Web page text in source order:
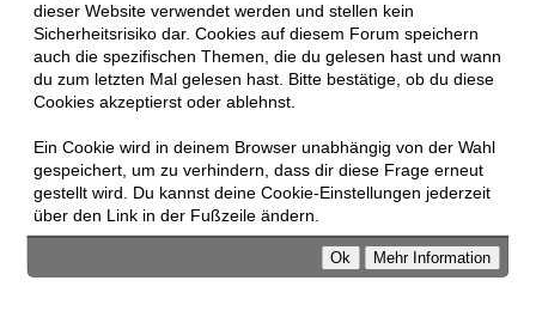
dieser Website verwendet werden und stellen kein
Sicherheitsrisiko dar. Cookies auf diesem Forum speichern
auch die spezifischen Themen, die du gelesen hast und wann
du zum letzten Mal gelesen hast. Bitte bestätige, ob du diese
Cookies akzeptierst oder ablehnst.
Ein Cookie wird in deinem Browser unabhängig von der Wahl
gespeichert, um zu verhindern, dass dir diese Frage erneut
gestellt wird. Du kannst deine Cookie-Einstellungen jederzeit
über den Link in der Fußzeile ändern.